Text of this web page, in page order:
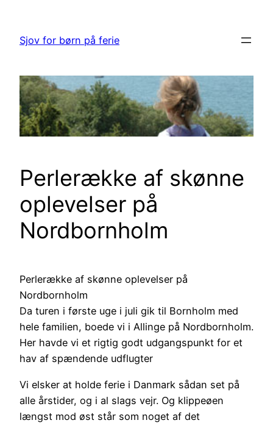
indhold
Sjov for børn på ferie
Perlerække af skønne
oplevelser på
Nordbornholm
Perlerække af skønne oplevelser på
Nordbornholm
Da turen i første uge i juli gik til Bornholm med
hele familien, boede vi i Allinge på Nordbornholm.
Her havde vi et rigtig godt udgangspunkt for et
hav af spændende udflugter
Vi elsker at holde ferie i Danmark sådan set på
alle årstider, og i al slags vejr. Og klippeøen
længst mod øst står som noget af det